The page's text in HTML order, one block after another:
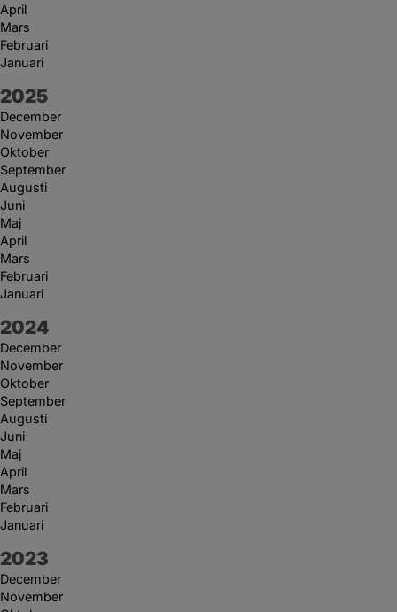
April
Mars
Februari
Januari
År:
2025
December
November
Oktober
September
Augusti
Juni
Maj
April
Mars
Februari
Januari
År:
2024
December
November
Oktober
September
Augusti
Juni
Maj
April
Mars
Februari
Januari
År:
2023
December
November